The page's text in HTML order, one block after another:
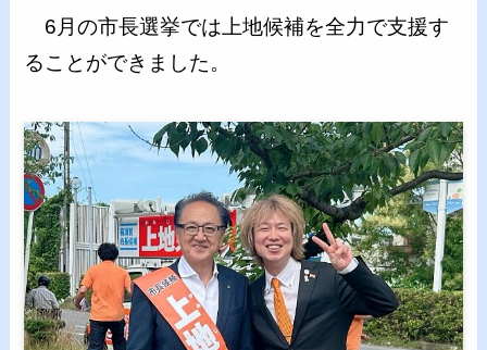
6月の市長選挙では上地候補を全力で支援す
ることができました。